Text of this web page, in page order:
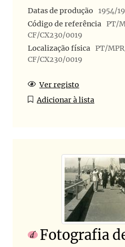
Datas de produção
1954/
Código de referência PT/
CF/CX230/0019
Localização física PT/
CF/CX230/0019
Ver registo
Adicionar à lista
Fotografia